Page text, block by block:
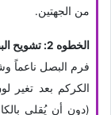
من الجهتین.
الخطوه 2: تشویح البصل واللحم
فرم البصل ناعماً
الکرکم بعد تغیر
(دون أن یُقلى